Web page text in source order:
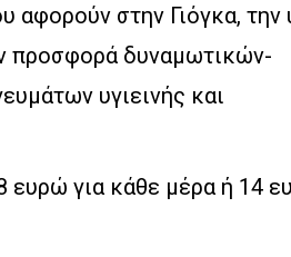
αφορούν στην Γιόγκα, την
προσφορά δυναμωτικών-
υγιεινής και
ευρώ για κάθε μέρα ή 14